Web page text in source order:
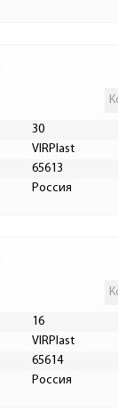
30
VIRPlast
65613
Россия
16
VIRPlast
65614
Россия